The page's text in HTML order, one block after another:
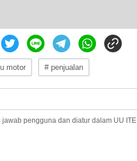
motor # penjualan
pengguna dan diatur dalam UU ITE